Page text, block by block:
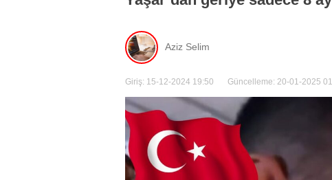
Aziz Selim
Giriş: 15-12-2024 19:50 Güncelleme: 20-01-2025